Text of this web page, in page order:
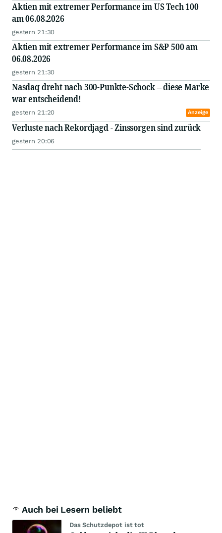
Aktien mit extremer Performance im US Tech 100
am 06.08.2026
gestern 21:30
Aktien mit extremer Performance im S&P 500 am
06.08.2026
gestern 21:30
Nasdaq dreht nach 300-Punkte-Schock – diese Marke
war entscheidend!
gestern 21:20 Anzeige
Verluste nach Rekordjagd - Zinssorgen sind zurück
gestern 20:06
Auch bei Lesern beliebt
Das Schutzdepot ist tot